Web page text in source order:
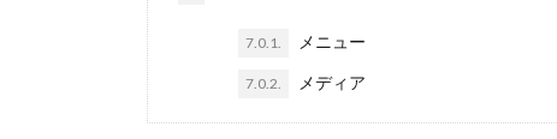
7.0.1. メニュー
7.0.2. メディア